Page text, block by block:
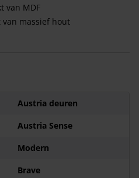
van MDF
massief hout
leverbaar
lood verkrijgbaar
Austria deuren
Austria Sense
Modern
Brave